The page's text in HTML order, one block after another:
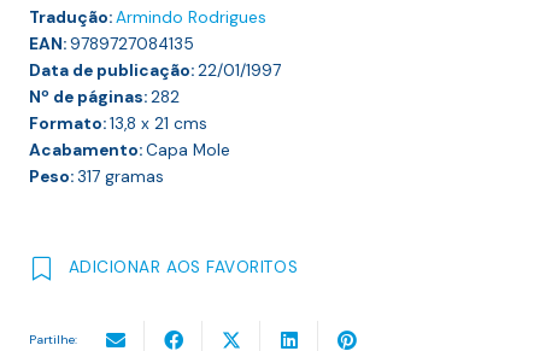
Tradução:Armindo Rodrigues
EAN:9789727084135
Data de publicação:22/01/1997
Nº de páginas:282
Formato:13,8 x 21 cms
Acabamento:Capa Mole
Peso:317 gramas
ADICIONAR AOS FAVORITOS
Partilhe: